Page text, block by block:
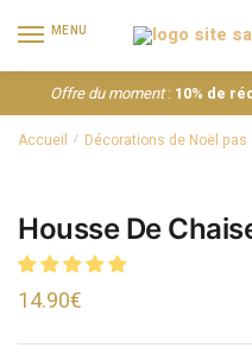
MENU
Offre du moment: 10% de
Accueil / Décorations de Noël pas
Housse De
14.90€